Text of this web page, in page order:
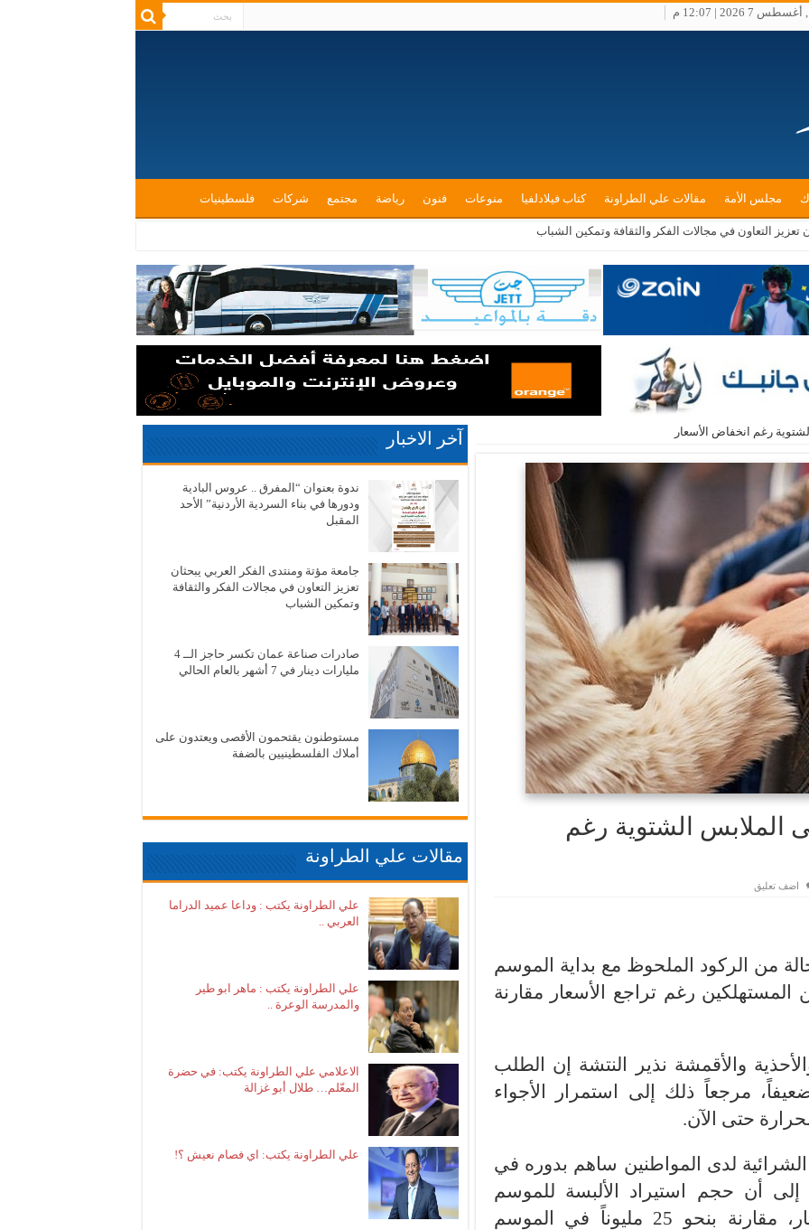
7 2026 | 12:07 م
مجلس الأمة مقالات علي الطراونة كتاب فيلادلفيا منوعات فنون رياضة مجتمع شركات فلسطينيات
تعزيز التعاون في مجالات الفكر والثقافة وتمكين الشباب
رغم انخفاض الأسعار
الملابس الشتوية رغم
اضف تعليق
من الركود الملحوظ مع بداية الموسم
رغم تراجع الأسعار مقارنة
والأقمشة نذير النتشة إن الطلب
مرجعاً ذلك إلى استمرار الأجواء
حتى الآن.
لدى المواطنين ساهم بدوره في
أن حجم استيراد الألبسة للموسم
الحالي لا يتجاوز 20 مليون دينار، مقارنة بنحو 25 مليوناً في الموسم
آخر الاخبار
ندوة بعنوان “المفرق .. عروس البادية
ودورها في بناء السردية الأردنية” الأحد
المقبل
جامعة مؤتة ومنتدى الفكر العربي يبحثان
تعزيز التعاون في مجالات الفكر والثقافة
وتمكين الشباب
صادرات صناعة عمان تكسر حاجز الــ 4
مليارات دينار في 7 أشهر بالعام الحالي
مستوطنون يقتحمون الأقصى ويعتدون على
أملاك الفلسطينيين بالضفة
مقالات علي الطراونة
علي الطراونة يكتب : وداعا عميد الدراما
العربي ..
علي الطراونة يكتب : ماهر ابو طير
والمدرسة الوعرة ..
الاعلامي علي الطراونة يكتب: في حضرة
المعّلم… طلال أبو غزالة
علي الطراونة يكتب: اي فصام نعيش ؟!